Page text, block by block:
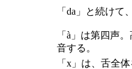
「da」と続けて
「à」は第四声
音する。
「x」は、舌全